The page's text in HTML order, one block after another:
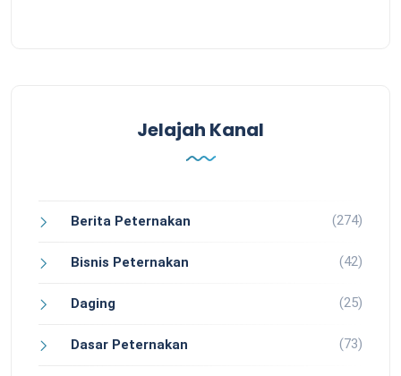
Jelajah Kanal
Berita Peternakan (274)
Bisnis Peternakan (42)
Daging (25)
Dasar Peternakan (73)